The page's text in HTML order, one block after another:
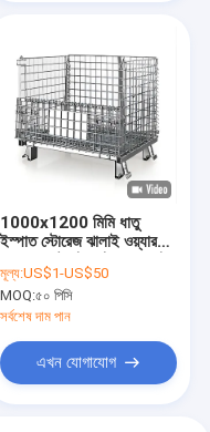
1000x1200 মিমি ধাতু
ইস্পাত স্টোরেজ ঝালাই ওয়্যার
ধারক
মূল্য:US$1-US$50
MOQ:৫০ পিসি
সর্বশেষ দাম পান
এখন যোগাযোগ